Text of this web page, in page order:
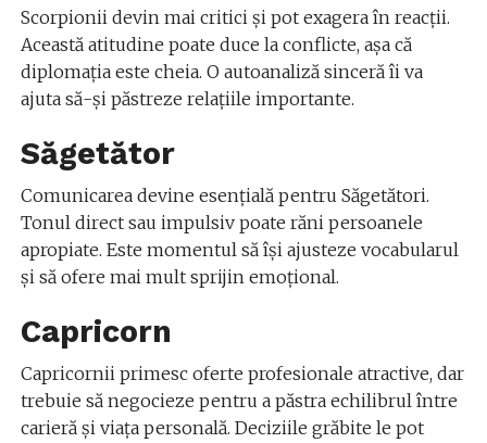
Scorpionii devin mai critici și pot exagera în reacții.
Această atitudine poate duce la conflicte, așa că
diplomația este cheia. O autoanaliză sinceră îi va
ajuta să-și păstreze relațiile importante.
Săgetător
Comunicarea devine esențială pentru Săgetători.
Tonul direct sau impulsiv poate răni persoanele
apropiate. Este momentul să își ajusteze vocabularul
și să ofere mai mult sprijin emoțional.
Capricorn
Capricornii primesc oferte profesionale atractive, dar
trebuie să negocieze pentru a păstra echilibrul între
carieră și viața personală. Deciziile grăbite le pot